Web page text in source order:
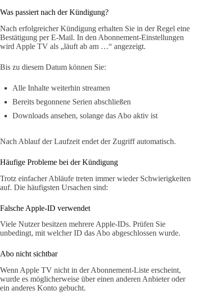
Was passiert nach der Kündigung?
Nach erfolgreicher Kündigung erhalten Sie in der Regel eine
Bestätigung per E-Mail. In den Abonnement-Einstellungen
wird Apple TV als „läuft ab am …“ angezeigt.
Bis zu diesem Datum können Sie:
Alle Inhalte weiterhin streamen
Bereits begonnene Serien abschließen
Downloads ansehen, solange das Abo aktiv ist
Nach Ablauf der Laufzeit endet der Zugriff automatisch.
Häufige Probleme bei der Kündigung
Trotz einfacher Abläufe treten immer wieder Schwierigkeiten
auf. Die häufigsten Ursachen sind:
Falsche Apple-ID verwendet
Viele Nutzer besitzen mehrere Apple-IDs. Prüfen Sie
unbedingt, mit welcher ID das Abo abgeschlossen wurde.
Abo nicht sichtbar
Wenn Apple TV nicht in der Abonnement-Liste erscheint,
wurde es möglicherweise über einen anderen Anbieter oder
ein anderes Konto gebucht.